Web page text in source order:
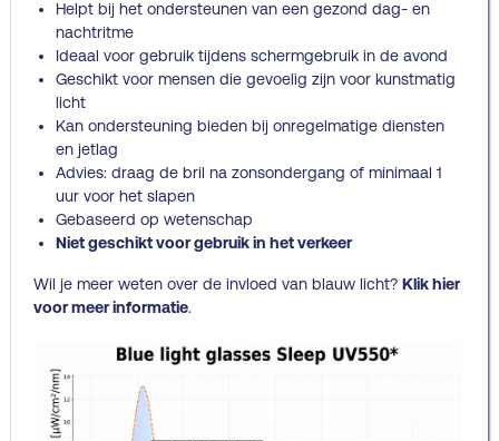
Helpt bij het ondersteunen van een gezond dag- en
nachtritme
Ideaal voor gebruik tijdens schermgebruik in de avond
Geschikt voor mensen die gevoelig zijn voor kunstmatig
licht
Kan ondersteuning bieden bij onregelmatige diensten
en jetlag
Advies: draag de bril na zonsondergang of minimaal 1
uur voor het slapen
Gebaseerd op wetenschap
Niet geschikt voor gebruik in het verkeer
Wil je meer weten over de invloed van blauw licht? Klik hier
voor meer informatie.